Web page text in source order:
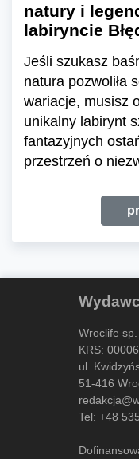
natury i
labiryncie
Jeśli szukasz
natura pozwoliła
wariacje, musisz
unikalny labirynt
fantazyjnych
przestrzeń o
Wroclife sp.
KRS:
ul.
51-416
Tel: +48